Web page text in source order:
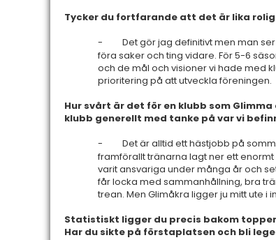
Tycker du fortfarande att det är lika
-
Det gör jag definitivt men man
föra saker och ting vidare. För 5-6
och de mål och visioner vi hade med
prioritering på att utveckla föreningen.
Hur svårt är det för en klubb som
klubb generellt med tanke på var vi
-
Det är alltid ett hästjobb på
framförallt tränarna lagt ner ett
varit ansvariga under många år och
får locka med sammanhållning, bra
trean. Men Glimåkra ligger ju mitt ute i
Statistiskt ligger du precis bakom
Har du sikte på förstaplatsen och bli